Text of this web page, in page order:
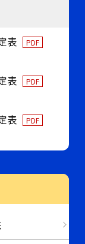
表 PDF
表 PDF
表 PDF